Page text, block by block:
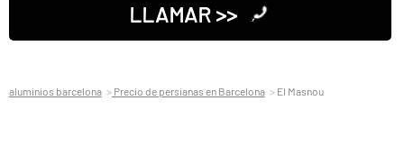
LLAMAR >>
aluminios barcelona Precio de persianas en Barcelona El Masnou